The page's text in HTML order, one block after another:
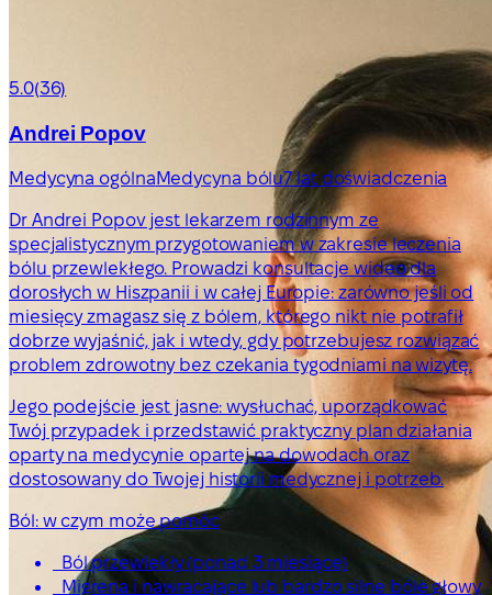
5.0(36)
Andrei Popov
Medycyna ogólnaMedycyna bólu7 lat doświadczenia
Dr Andrei Popov jest lekarzem rodzinnym ze
specjalistycznym przygotowaniem w zakresie leczenia
bólu przewlekłego. Prowadzi konsultacje wideo dla
dorosłych w Hiszpanii i w całej Europie: zarówno jeśli od
miesięcy zmagasz się z bólem, którego nikt nie potrafił
dobrze wyjaśnić, jak i wtedy, gdy potrzebujesz rozwiązać
problem zdrowotny bez czekania tygodniami na wizytę.
Jego podejście jest jasne: wysłuchać, uporządkować
Twój przypadek i przedstawić praktyczny plan działania
oparty na medycynie opartej na dowodach oraz
dostosowany do Twojej historii medycznej i potrzeb.
Ból: w czym może pomóc
Ból przewlekły (ponad 3 miesiące)
Migrena i nawracające lub bardzo silne bóle głowy